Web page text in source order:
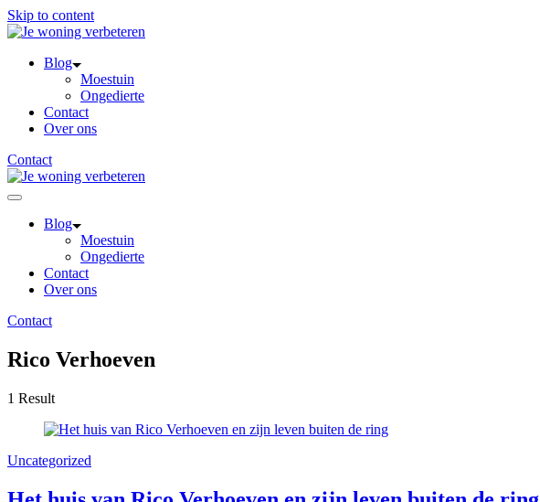
Skip to content
Blog
Moestuin
Ongedierte
Contact
Over ons
Contact
Blog
Moestuin
Ongedierte
Contact
Over ons
Contact
Rico Verhoeven
1 Result
Uncategorized